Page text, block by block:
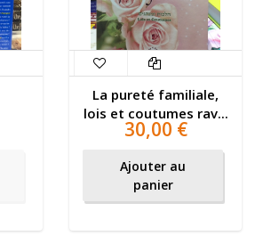
La pureté familiale,
lois et coutumes rav...
30,00 €
Ajouter au
panier